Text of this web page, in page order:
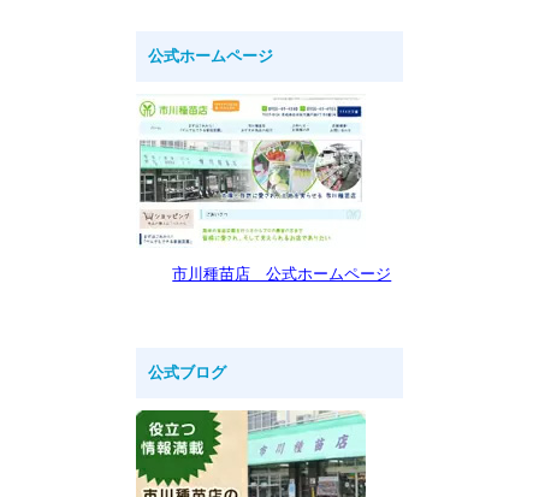
公式ホームページ
市川種苗店 公式ホームページ
公式ブログ